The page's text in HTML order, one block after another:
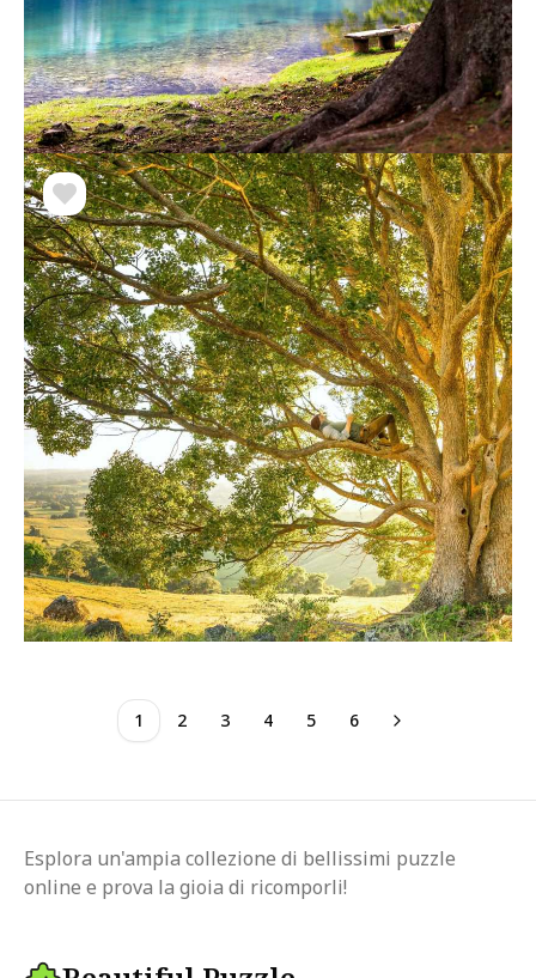
1 2 3 4 5 6
Esplora un'ampia collezione di bellissimi puzzle
online e prova la gioia di ricomporli!